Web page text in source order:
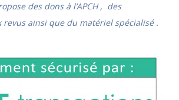
des dons à l’APCH , des
revus ainsi que du matériel spécialisé .